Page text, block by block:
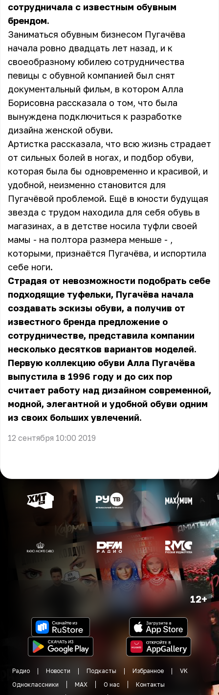
сотрудничала с известным обувным
брендом.
Заниматься обувным бизнесом Пугачёва
начала ровно двадцать лет назад, и к
своеобразному юбилею сотрудничества
певицы с обувной компанией был снят
документальный фильм, в котором Алла
Борисовна рассказала о том, что была
вынуждена подключиться к разработке
дизайна женской обуви.
Артистка рассказала, что всю жизнь страдает
от сильных болей в ногах, и подбор обуви,
которая была бы одновременно и красивой, и
удобной, неизменно становится для
Пугачёвой проблемой. Ещё в юности будущая
звезда с трудом находила для себя обувь в
магазинах, а в детстве носила туфли своей
мамы - на полтора размера меньше - ,
которыми, признаётся Пугачёва, и испортила
себе ноги.
Страдая от невозможности подобрать себе
подходящие туфельки, Пугачёва начала
создавать эскизы обуви, а получив от
известного бренда предложение о
сотрудничестве, представила компании
несколько десятков вариантов моделей.
Первую коллекцию обуви Алла Пугачёва
выпустила в 1996 году и до сих пор
считает работу над дизайном современной,
модной, элегантной и удобной обуви одним
из своих больших увлечений.
12 сентября 10:00 2019
12+
Радио Новости Подкасты Избранное
VK
Одноклассники
MAX О нас
Контакты